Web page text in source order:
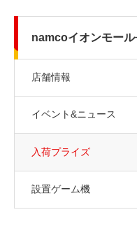
namcoイオンモー
店舗情報
イベント&ニュース
入荷プライズ
設置ゲーム機